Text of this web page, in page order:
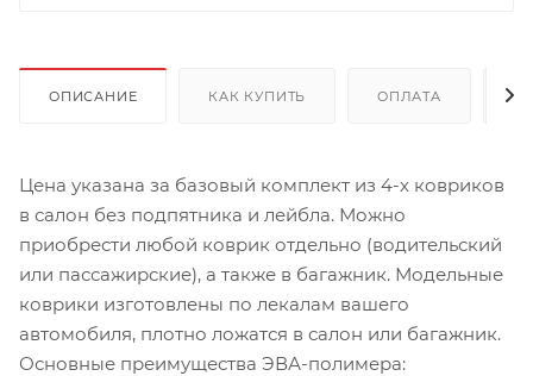
ОПИСАНИЕ КАК КУПИТЬ ОПЛАТА
Цена указана за базовый комплект из 4-х ковриков
в салон без подпятника и лейбла. Можно
приобрести любой коврик отдельно (водительский
или пассажирские), а также в багажник. Модельные
коврики изготовлены по лекалам вашего
автомобиля, плотно ложатся в салон или багажник.
Основные преимущества ЭВА-полимера: